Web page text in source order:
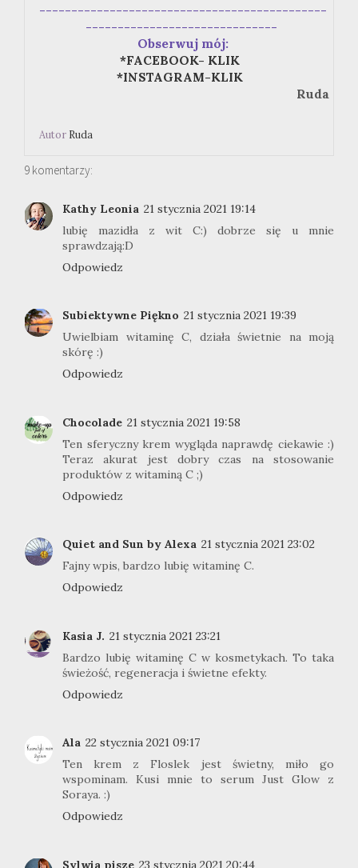
---------------------------------------------
------------------------------
Obserwuj mój:
*FACEBOOK- KLIK
*INSTAGRAM-KLIK
Ruda
Autor Ruda
9 komentarzy:
Kathy Leonia 21 stycznia 2021 19:14
lubię mazidła z wit C:) dobrze się u mnie
sprawdzają:D
Odpowiedz
Subiektywne Piękno 21 stycznia 2021 19:39
Uwielbiam witaminę C, działa świetnie na moją
skórę :)
Odpowiedz
Chocolade 21 stycznia 2021 19:58
Ten sferyczny krem wygląda naprawdę ciekawie :)
Teraz akurat jest dobry czas na stosowanie
produktów z witaminą C ;)
Odpowiedz
Quiet and Sun by Alexa 21 stycznia 2021 23:02
Fajny wpis, bardzo lubię witaminę C.
Odpowiedz
Kasia J. 21 stycznia 2021 23:21
Bardzo lubię witaminę C w kosmetykach. To taka
świeżość, regeneracja i świetne efekty.
Odpowiedz
Ala 22 stycznia 2021 09:17
Ten krem z Floslek jest świetny, miło go
wspominam. Kusi mnie to serum Just Glow z
Soraya. :)
Odpowiedz
Sylwia pisze 23 stycznia 2021 20:44